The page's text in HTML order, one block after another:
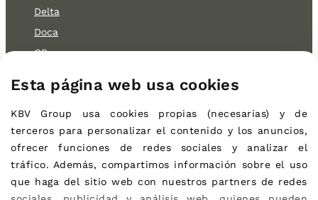
Esta página web usa cookies
KBV Group usa cookies propias (necesarias) y de
terceros para personalizar el contenido y los anuncios,
ofrecer funciones de redes sociales y analizar el
tráfico. Además, compartimos información sobre el uso
que haga del sitio web con nuestros partners de redes
Delta
Doca
OB
Ambiental
Social
Gobierno
Noticias